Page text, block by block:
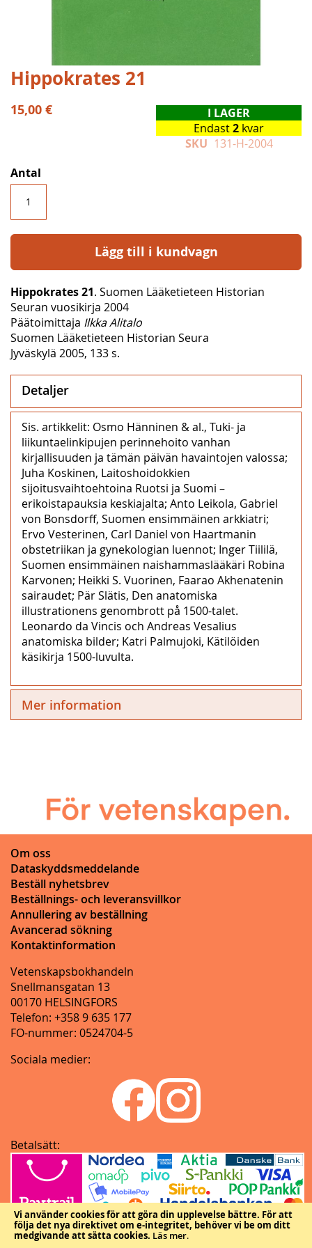
Vi använder cookies för att göra din upplevelse bättre. För att
följa det nya direktivet om e-integritet, behöver vi be om ditt
medgivande att sätta cookies. Läs mer.
Hoppa
till
början
av
Hippokrates 21
15,00 €
I LAGER
Endast2 kvar
SKU 131-H-2004
Antal
Lägg till i kundvagn
Hippokrates 21. Suomen Lääketieteen Historian
Seuran vuosikirja 2004
Päätoimittaja Ilkka Alitalo
Suomen Lääketieteen Historian Seura
Jyväskylä 2005, 133 s.
Detaljer
Sis. artikkelit: Osmo Hänninen & al., Tuki- ja
liikuntaelinkipujen perinnehoito vanhan
kirjallisuuden ja tämän päivän havaintojen valossa;
Juha Koskinen, Laitoshoidokkien
sijoitusvaihtoehtoina Ruotsi ja Suomi –
erikoistapauksia keskiajalta; Anto Leikola, Gabriel
von Bonsdorff, Suomen ensimmäinen arkkiatri;
Ervo Vesterinen, Carl Daniel von Haartmanin
obstetriikan ja gynekologian luennot; Inger Tiililä,
Suomen ensimmäinen naishammaslääkäri Robina
Karvonen; Heikki S. Vuorinen, Faarao Akhenatenin
sairaudet; Pär Slätis, Den anatomiska
illustrationens genombrott på 1500-talet.
Leonardo da Vincis och Andreas Vesalius
anatomiska bilder; Katri Palmujoki, Kätilöiden
käsikirja 1500-luvulta.
Mer information
Om oss
Dataskyddsmeddelande
Beställ nyhetsbrev
Beställnings- och leveransvillkor
Annullering av beställning
Avancerad sökning
Kontaktinformation
Vetenskapsbokhandeln
Snellmansgatan 13
00170 HELSINGFORS
Telefon: +358 9 635 177
FO-nummer: 0524704-5
Sociala medier:
Betalsätt: